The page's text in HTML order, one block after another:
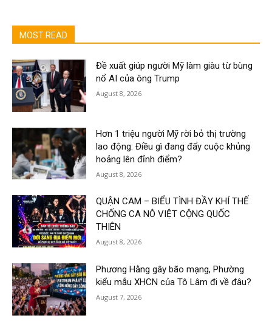
MOST READ
Đề xuất giúp người Mỹ làm giàu từ bùng
nổ AI của ông Trump
August 8, 2026
Hơn 1 triệu người Mỹ rời bỏ thị trường
lao động: Điều gì đang đẩy cuộc khủng
hoảng lên đỉnh điểm?
August 8, 2026
QUẬN CAM – BIỂU TÌNH ĐẦY KHÍ THẾ
CHỐNG CA NÔ VIỆT CỘNG QUỐC
THIÊN
August 8, 2026
Phương Hằng gây bão mạng, Phường
kiểu mẫu XHCN của Tô Lâm đi về đâu?
August 7, 2026